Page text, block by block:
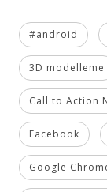
#android
3D modelleme
Call to Action
Facebook
Google